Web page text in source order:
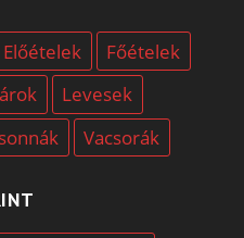
Előételek
Főételek
Levesek
Vacsorák